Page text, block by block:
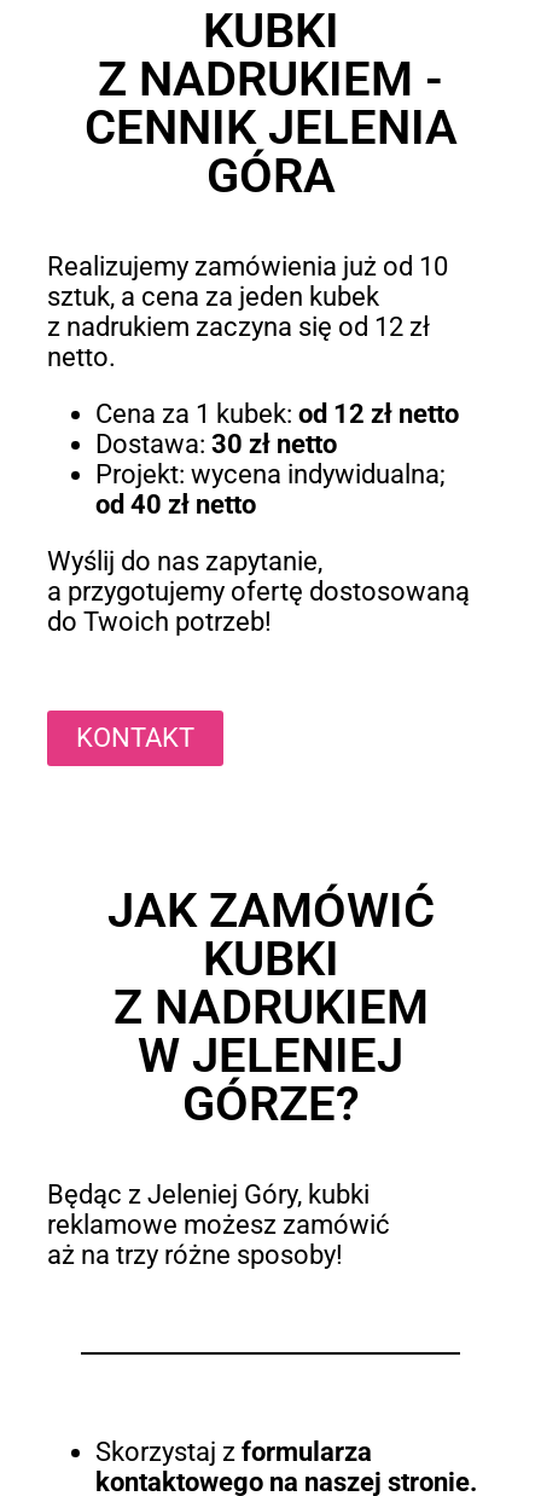
KUBKI
Z NADRUKIEM -
CENNIK JELENIA
GÓRA
Realizujemy zamówienia już od 10
sztuk, a cena za jeden kubek
z nadrukiem zaczyna się od 12 zł
netto.
Cena za 1 kubek: od 12 zł netto
Dostawa: 30 zł netto
Projekt: wycena indywidualna;
od 40 zł netto
Wyślij do nas zapytanie,
a przygotujemy ofertę dostosowaną
do Twoich potrzeb!
KONTAKT
JAK ZAMÓWIĆ
KUBKI
Z NADRUKIEM
W JELENIEJ
GÓRZE?
Będąc z Jeleniej Góry, kubki
reklamowe możesz zamówić
aż na trzy różne sposoby!
Skorzystaj z formularza
kontaktowego na naszej stronie.